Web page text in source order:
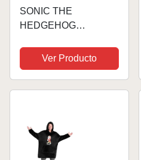
SONIC THE
HEDGEHOG
Divertida - Sudadera
Manta para Niños
(Azul 3D)
Ver Producto